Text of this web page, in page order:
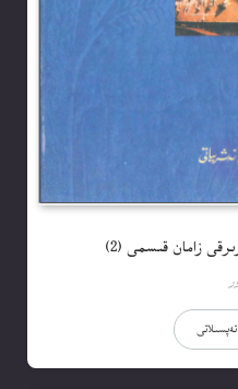
زامان قىسمى (2)